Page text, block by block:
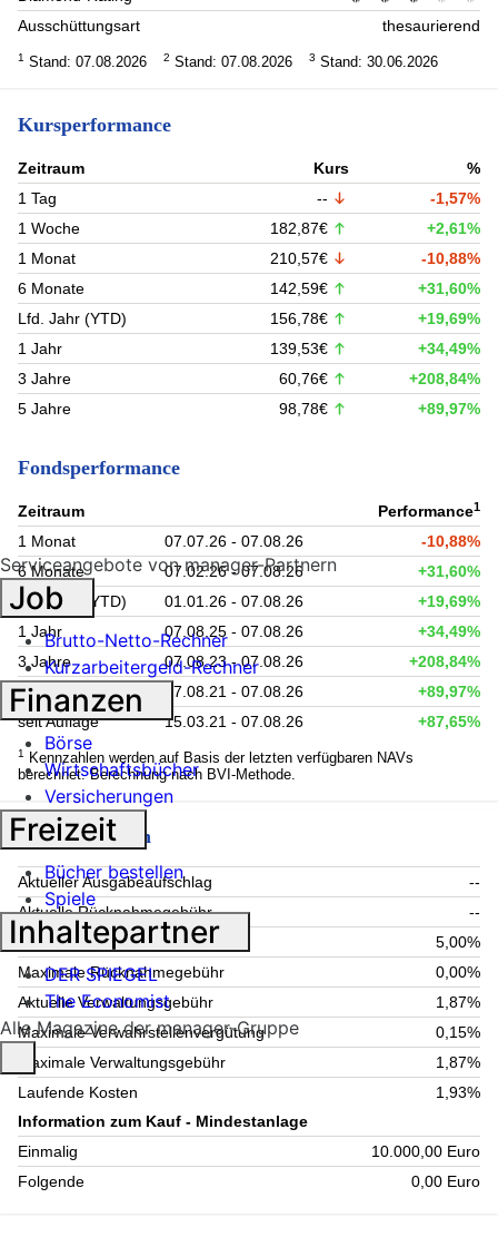
Ausschüttungsart
thesaurierend
1 Stand: 07.08.2026 2 Stand: 07.08.2026 3 Stand: 30.06.2026
Kursperformance
Zeitraum Kurs
%
1 Tag
--
-1,57%
1 Woche
182,87€
+2,61%
1 Monat
210,57€
-10,88%
6 Monate
142,59€
+31,60%
Lfd. Jahr (YTD)
156,78€
+19,69%
1 Jahr
139,53€
+34,49%
3 Jahre
60,76€
+208,84%
5 Jahre
98,78€ +89,97%
Fondsperformance
Zeitraum Performance1
1 Monat 07.07.26 - 07.08.26
-10,88%
6 Monate
07.02.26 - 07.08.26
+31,60%
Lfd. Jahr (YTD)
01.01.26 - 07.08.26
+19,69%
1 Jahr
07.08.25 - 07.08.26
+34,49%
3 Jahre
07.08.23 - 07.08.26
+208,84%
5 Jahre
07.08.21 - 07.08.26
+89,97%
seit Auflage
15.03.21 - 07.08.26 +87,65%
1
Kennzahlen werden auf Basis der letzten verfügbaren NAVs
berechnet. Berechnung nach BVI-Methode.
Fondsgebühren
Aktueller Ausgabeaufschlag
--
Aktuelle Rücknahmegebühr
--
Maximaler Ausgabeaufschlag
5,00%
Maximale Rücknahmegebühr
0,00%
Aktuelle Verwaltungsgebühr
1,87%
Maximale Verwahrstellenvergütung
0,15%
Maximale Verwaltungsgebühr
1,87%
Laufende Kosten
1,93%
Information zum Kauf - Mindestanlage
Einmalig
10.000,00 Euro
Folgende
0,00 Euro
Serviceangebote von manager-Partnern
Job
Brutto-Netto-Rechner
Kurzarbeitergeld-Rechner
Finanzen
Börse
Wirtschaftsbücher
Versicherungen
Freizeit
Bücher bestellen
Spiele
Inhaltepartner
DER SPIEGEL
The Economist
Alle Magazine der manager-Gruppe